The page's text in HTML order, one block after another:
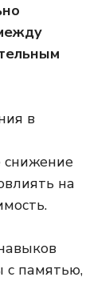
в
снижение
на
памятью,